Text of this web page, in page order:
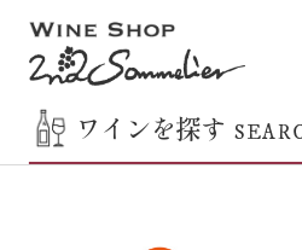
ワインを探す